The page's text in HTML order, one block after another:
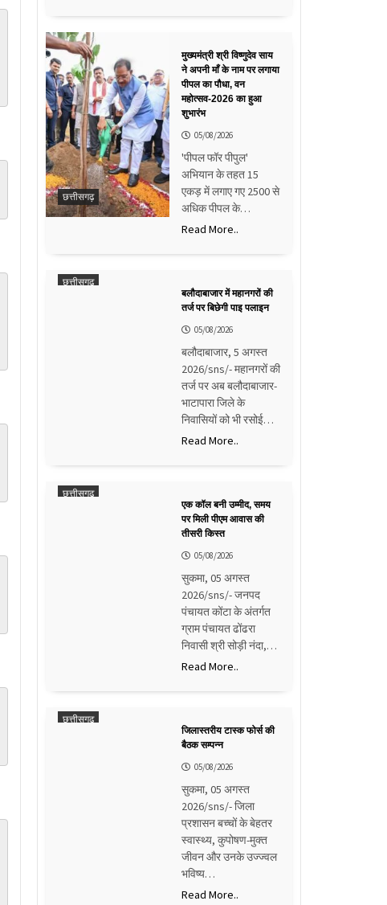
छत्तीसगढ़
मुख्यमंत्री श्री विष्णुदेव साय
ने अपनी माँ के नाम पर लगाया
पीपल का पौधा, वन
महोत्सव-2026 का हुआ
शुभारंभ
05/08/2026
'पीपल फॉर पीपुल'
अभियान के तहत 15
एकड़ में लगाए गए 2500 से
अधिक पीपल के…
Read More..
छत्तीसगढ़
बलौदाबाजार में महानगरों की
तर्ज पर बिछेगी पाइ पलाइन
05/08/2026
बलौदाबाजार, 5 अगस्त
2026/sns/- महानगरों की
तर्ज पर अब बलौदाबाजार-
भाटापारा जिले के
निवासियों को भी रसोई…
Read More..
छत्तीसगढ़
एक कॉल बनी उम्मीद, समय
पर मिली पीएम आवास की
तीसरी किस्त
05/08/2026
सुकमा, 05 अगस्त
2026/sns/- जनपद
पंचायत कोंटा के अंतर्गत
ग्राम पंचायत ढोंढरा
निवासी श्री सोड़ी नंदा,…
Read More..
छत्तीसगढ़
जिलास्तरीय टास्क फोर्स की
बैठक सम्पन्न
05/08/2026
सुकमा, 05 अगस्त
2026/sns/- जिला
प्रशासन बच्चों के बेहतर
स्वास्थ्य, कुपोषण-मुक्त
जीवन और उनके उज्ज्वल
भविष्य…
Read More..